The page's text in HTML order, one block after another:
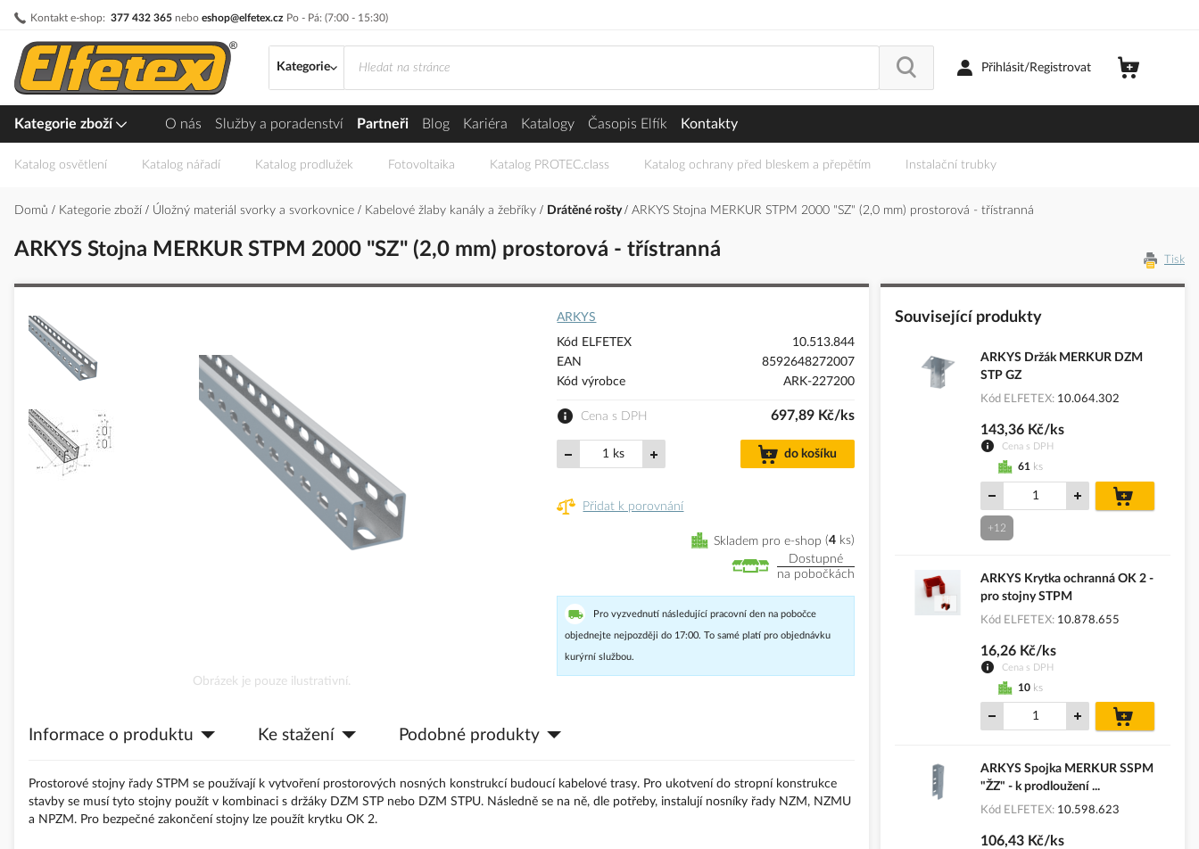
Kontakt e-shop: 377 432 365 nebo eshop@elfetex.cz Po - Pá: (7:00 - 15:30)
Přejít
obsah
Kategorie
Přihlásit/Registrovat
Kategorie zboží O nás Služby a poradenství Partneři Blog Kariéra Katalogy Časopis Elfík Kontakty
Katalog osvětlení Katalog nářadí Katalog prodlužek Fotovoltaika Katalog PROTEC.class Katalog ochrany před bleskem a přepětím Instalační trubky
Domů Kategorie zboží Úložný materiál svorky a svorkovnice Kabelové žlaby kanály a žebříky Drátěné rošty ARKYS Stojna MERKUR STPM 2000 "SZ" (2,0 mm) prostorová - třístranná
ARKYS Stojna MERKUR STPM 2000 "SZ" (2,0 mm) prostorová - třístranná Tisk
Přeskočit
na
konec
galerie
Obrázek je pouze ilustrativní.
ARKYS
Kód ELFETEX
10.513.844
EAN
8592648272007
Kód výrobce
ARK-227200
Cena s DPH 697,89 Kč/ks
ks do košíku
Přidat k porovnání
Skladem pro e-shop 4 ks
Dostupné
na pobočkách
Pro vyzvednutí následující pracovní den na pobočce
objednejte nejpozději do 17:00. To samé platí pro objednávku
kurýrní službou.
Informace o produktu Ke stažení Podobné produkty
Prostorové stojny řady STPM se používají k vytvoření prostorových nosných konstrukcí budoucí kabelové trasy. Pro ukotvení do stropní konstrukce
stavby se musí tyto stojny použít v kombinaci s držáky DZM STP nebo DZM STPU. Následně se na ně, dle potřeby, instalují nosníky řady NZM, NZMU
a NPZM. Pro bezpečné zakončení stojny lze použít krytku OK 2.
Související produkty
ARKYS Držák MERKUR DZM
STP GZ
Kód ELFETEX 10.064.302
Cena s DPH
143,36 Kč/ks
61 ks
košíku
+12
ARKYS Krytka ochranná OK 2 -
pro stojny STPM
Kód ELFETEX 10.878.655
Cena s DPH
16,26 Kč/ks
10 ks
košíku
ARKYS Spojka MERKUR SSPM
"ŽZ" - k prodloužení ...
Kód ELFETEX 10.598.623
106,43 Kč/ks